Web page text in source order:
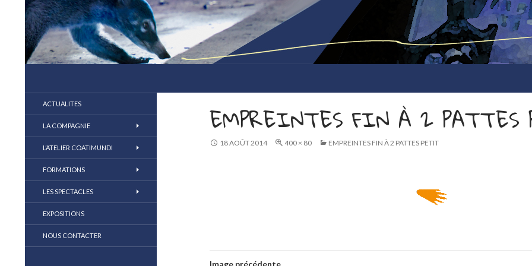
EMPREINTES FIN À 2
18 AOÛT 2014 400 × 80 EMPREINTES FIN À 2 PATTES PETIT
Image précédente
la marionnette au coeur du jeu
ACTUALITES
LA COMPAGNIE
L’ATELIER COATIMUNDI
FORMATIONS
LES SPECTACLES
EXPOSITIONS
NOUS CONTACTER